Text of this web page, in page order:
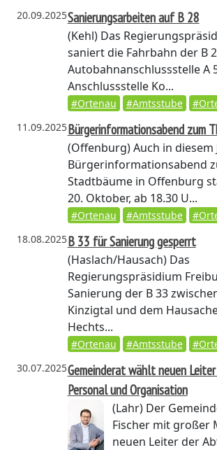
20.09.2025Sanierungsarbeiten auf B 28
(Kehl)Das
saniert die Fahrbahn der B
Autobahnanschlussstelle A
Anschlussstelle Ko...
#Ortenau #Amtsstube
11.09.2025Bürgerinformationsabend zum
(Offenburg)Auch in diesem
Bürgerinformationsabend
Stadtbäume in Offenburg
20. Oktober, ab 18.30 U...
#Ortenau #Amtsstube
18.08.2025B 33 für Sanierung gesperrt
(Haslach/Hausach)Das
Regierungspräsidium
Sanierung der B 33
Kinzigtal und dem
Hechts...
#Ortenau #Amtsstube
30.07.2025Gemeinderat wählt neuen
Personal und Organisation
(Lahr)Der
Fischer mit großer
neuen Leiter der